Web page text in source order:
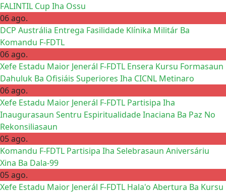
FALINTIL Cup Iha Ossu
06 ago.
DCP Austrália Entrega Fasilidade Klínika Militár Ba
Komandu F-FDTL
06 ago.
Xefe Estadu Maior Jenerál F-FDTL Ensera Kursu Formasaun
Dahuluk Ba Ofisiáis Superiores Iha CICNL Metinaro
06 ago.
Xefe Estadu Maior Jenerál F-FDTL Partisipa Iha
Inaugurasaun Sentru Espiritualidade Inaciana Ba Paz No
Rekonsiliasaun
05 ago.
Komandu F-FDTL Partisipa Iha Selebrasaun Aniversáriu
Xina Ba Dala-99
05 ago.
Xefe Estadu Maior Jenerál F-FDTL Hala'o Abertura Ba Kursu